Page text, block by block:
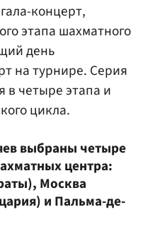
концерт,
этапа шахматного
день
на турнире. Серия
в четыре этапа и
цикла.
выбраны четыре
центра:
Москва
и Пальма-де-